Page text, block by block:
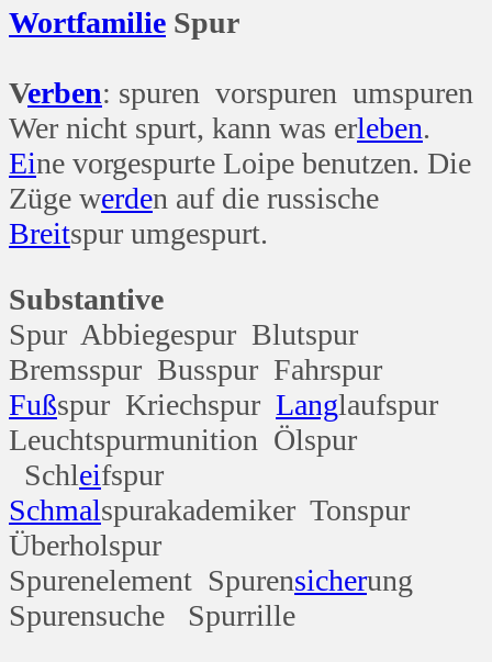
Wortfamilie Spur
Verben: spuren vorspuren umspuren
Wer nicht spurt, kann was erleben.
Eine vorgespurte Loipe benutzen. Die
Züge werden auf die russische
Breitspur umgespurt.
Substantive
Spur Abbiegespur Blutspur
Bremsspur Busspur Fahrspur
Fußspur Kriechspur Langlaufspur
Leuchtspurmunition Ölspur
Schleifspur
Schmalspurakademiker Tonspur
Überholspur
Spurenelement Spurensicherung
Spurensuche Spurrille